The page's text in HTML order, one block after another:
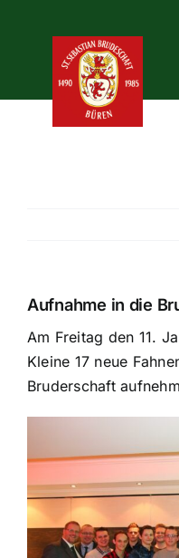
Bruderschaft
Galerie
Kontakt
Aufnahme in die
Am Freitag den 11.
Kleine 17 neue
Bruderschaft